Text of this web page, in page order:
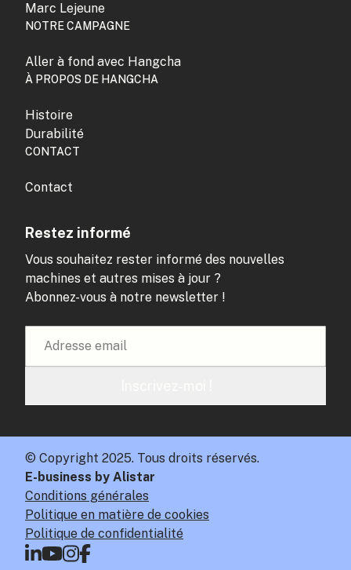
Marc Lejeune
NOTRE CAMPAGNE
Aller à fond avec Hangcha
À PROPOS DE HANGCHA
Histoire
Durabilité
CONTACT
Contact
Restez informé
Vous souhaitez rester informé des nouvelles
machines et autres mises à jour ?
Abonnez-vous à notre newsletter !
© Copyright 2025. Tous droits réservés.
E-business by Alistar
Conditions générales
Politique en matière de cookies
Politique de confidentialité